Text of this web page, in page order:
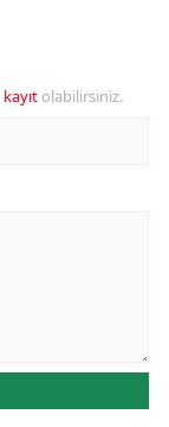
kayıt olabilirsiniz.